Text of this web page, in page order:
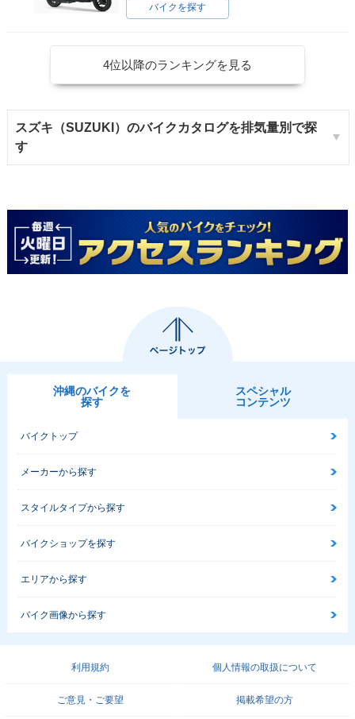
バイクを探す
4位以降のランキングを見る
スズキ（SUZUKI）のバイクカタログを排気量別で探
す
沖縄のバイクを
探す
スペシャル
コンテンツ
バイクトップ
メーカーから探す
スタイルタイプから探す
バイクショップを探す
エリアから探す
バイク画像から探す
利用規約 個人情報の取扱について
ご意見・ご要望 掲載希望の方